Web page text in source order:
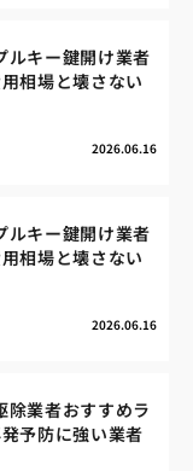
ルキー鍵開け業者
相場と壊さない
2026.06.16
ルキー鍵開け業者
相場と壊さない
2026.06.16
除業者おすすめラ
予防に強い業者